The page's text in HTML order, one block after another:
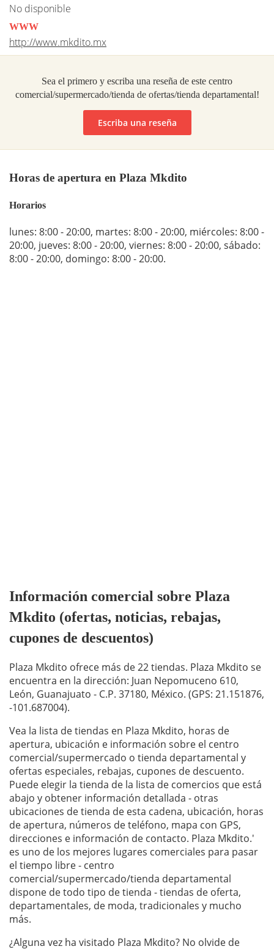
No disponible
WWW
http://www.mkdito.mx
Sea el primero y escriba una reseña de este centro
comercial/supermercado/tienda de ofertas/tienda departamental!
Escriba una reseña
Horas de apertura en Plaza Mkdito
Horarios
lunes: 8:00 - 20:00, martes: 8:00 - 20:00, miércoles: 8:00 -
20:00, jueves: 8:00 - 20:00, viernes: 8:00 - 20:00, sábado:
8:00 - 20:00, domingo: 8:00 - 20:00.
Información comercial sobre Plaza
Mkdito (ofertas, noticias, rebajas,
cupones de descuentos)
Plaza Mkdito ofrece más de 22 tiendas. Plaza Mkdito se
encuentra en la dirección: Juan Nepomuceno 610,
León, Guanajuato - C.P. 37180, México. (GPS: 21.151876,
-101.687004).
Vea la lista de tiendas en Plaza Mkdito, horas de
apertura, ubicación e información sobre el centro
comercial/supermercado o tienda departamental y
ofertas especiales, rebajas, cupones de descuento.
Puede elegir la tienda de la lista de comercios que está
abajo y obtener información detallada - otras
ubicaciones de tienda de esta cadena, ubicación, horas
de apertura, números de teléfono, mapa con GPS,
direcciones e información de contacto. Plaza Mkdito.'
es uno de los mejores lugares comerciales para pasar
el tiempo libre - centro
comercial/supermercado/tienda departamental
dispone de todo tipo de tienda - tiendas de oferta,
departamentales, de moda, tradicionales y mucho
más.
¿Alguna vez ha visitado Plaza Mkdito? No olvide de